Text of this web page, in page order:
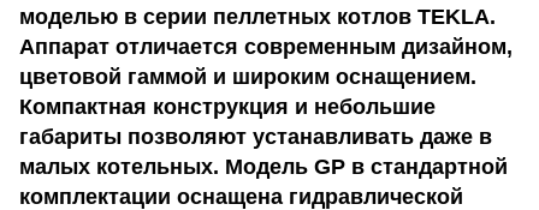
моделью в серии пеллетных котлов TEKLA.
Аппарат отличается современным дизайном,
цветовой гаммой и широким оснащением.
Компактная конструкция и небольшие
габариты позволяют устанавливать даже в
малых котельных. Модель GP в стандартной
комплектации оснащена гидравлической